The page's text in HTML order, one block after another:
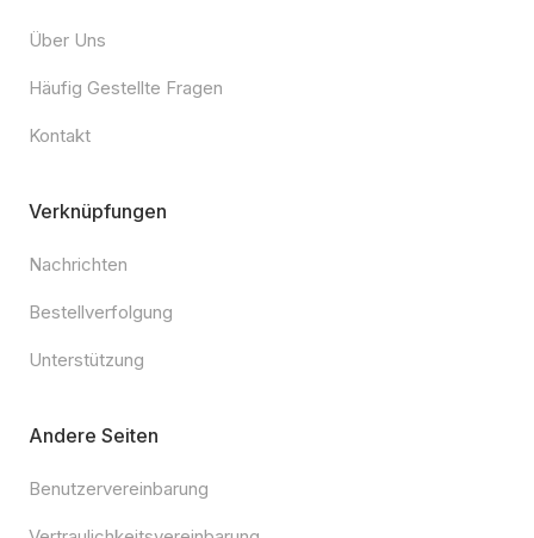
Über Uns
Häufig Gestellte Fragen
Kontakt
Verknüpfungen
Nachrichten
Bestellverfolgung
Unterstützung
Andere Seiten
Benutzervereinbarung